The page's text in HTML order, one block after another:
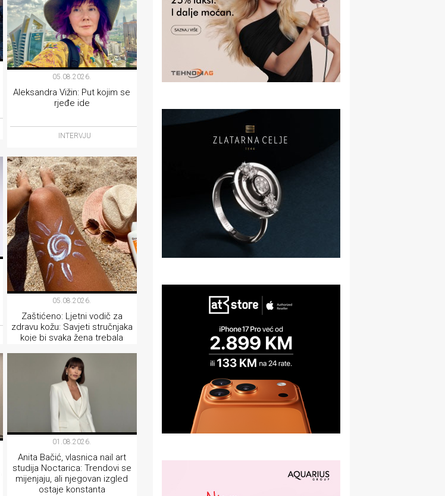
05.08.2026.
Aleksandra Vižin: Put kojim se
rjeđe ide
INTERVJU
05.08.2026.
Zaštićeno: Ljetni vodič za
zdravu kožu: Savjeti stručnjaka
koje bi svaka žena trebala
na sunce
LIFESTYLE
01.08.2026.
Anita Bačić, vlasnica nail art
studija Noctarica: Trendovi se
mijenjaju, ali njegovan izgled
ostaje konstanta